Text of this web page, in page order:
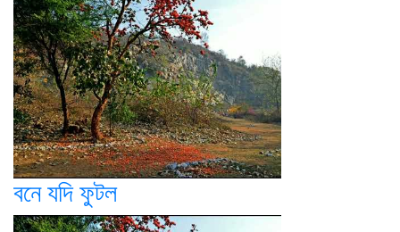
বনে যদি ফুটল